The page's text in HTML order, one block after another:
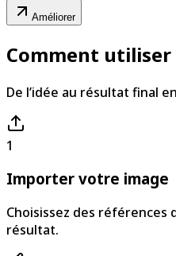
Améliorer
Comment utiliser
De l’idée au résultat final
1
Importer votre image
Choisissez des références
résultat.